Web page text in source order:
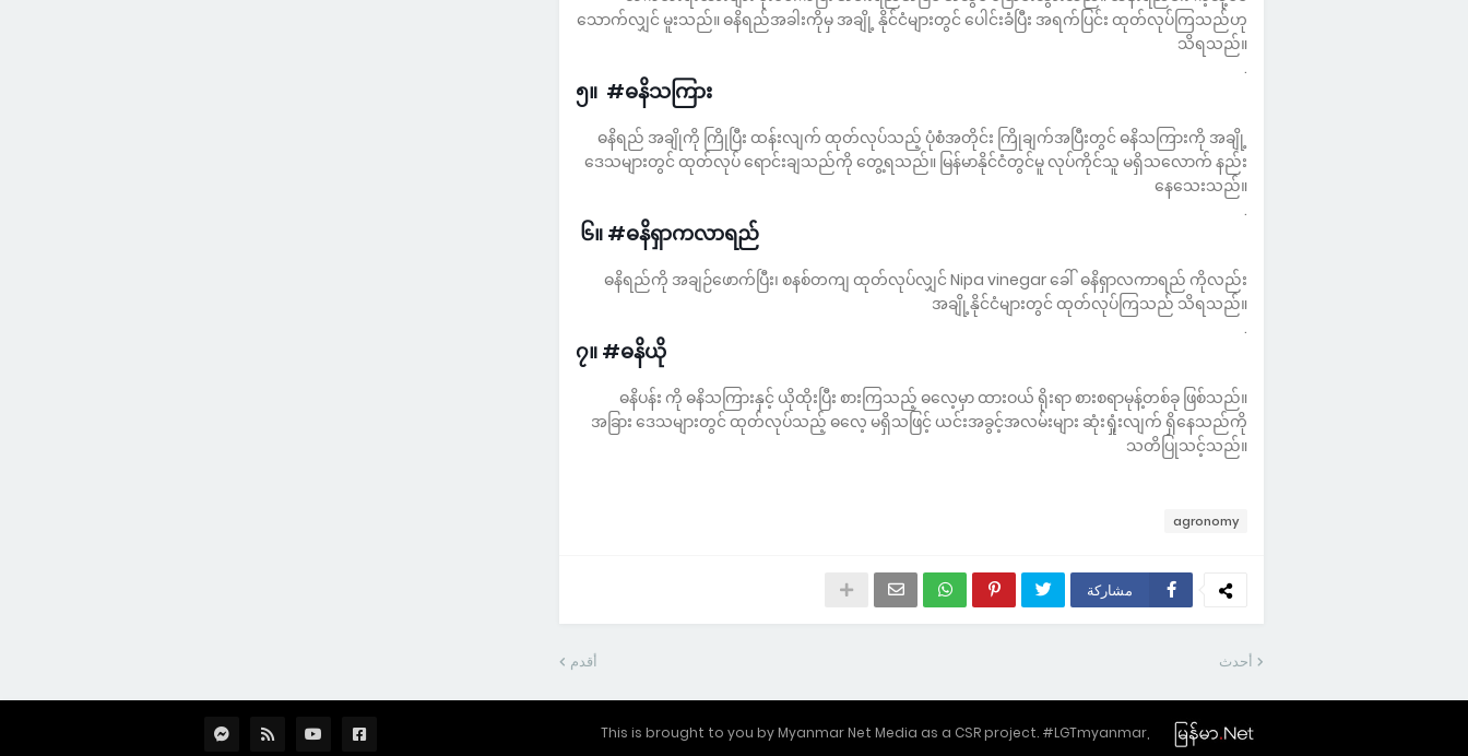
သောက်လျှင် မူးသည်။ ဓနိရည်အခါးကိုမှ အချို့ နိုင်ငံများတွင် ပေါင်းခံပြီး အရက်ပြင်း ထုတ်လုပ်ကြသည်ဟု
သိရသည်။
.
၅။ #ဓနိသကြား
ဓနိရည် အချိုကို ကြိုပြီး ထန်းလျက် ထုတ်လုပ်သည့် ပုံစံအတိုင်း ကြိုချက်အပြီးတွင် ဓနိသကြားကို အချို့
ဒေသများတွင် ထုတ်လုပ် ရောင်းချသည်ကို တွေ့ရသည်။ မြန်မာနိုင်ငံတွင်မူ လုပ်ကိုင်သူ မရှိသလောက် နည်း
နေသေးသည်။
.
၆။ #ဓနိရှာကလာရည်
ဓနိရည်ကို အချဉ်ဖောက်ပြီး၊ စနစ်တကျ ထုတ်လုပ်လျှင် Nipa vinegar ခေါ် ဓနိရှာလကာရည် ကိုလည်း
အချို့နိုင်ငံများတွင် ထုတ်လုပ်ကြသည် သိရသည်။
.
၇။ #ဓနိယို
ဓနိပန်း ကို ဓနိသကြားနှင့် ယိုထိုးပြီး စားကြသည့် ဓလေ့မှာ ထားဝယ် ရိုးရာ စားစရာမုန့်တစ်ခု ဖြစ်သည်။
အခြား ဒေသများတွင် ထုတ်လုပ်သည့် ဓလေ့ မရှိသဖြင့် ယင်းအခွင့်အလမ်းများ ဆုံးရှုံးလျက် ရှိနေသည်ကို
သတိပြုသင့်သည်။
agronomy
مشاركة
أحدث أقدم
This is brought to you by Myanmar Net Media as a CSR project. #LGTmyanmar,